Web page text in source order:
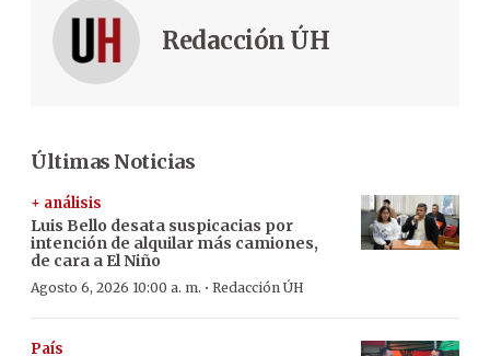
Redacción ÚH
Últimas Noticias
+ análisis
Luis Bello desata suspicacias por
intención de alquilar más camiones,
de cara a El Niño
Agosto 6, 2026 10:00 a. m. · Redacción ÚH
País